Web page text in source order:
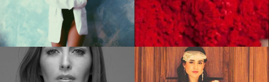
Malena T. Nadina S.